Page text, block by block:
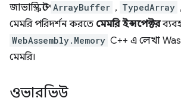
জাভাস্ক্রিপ্টে ArrayBuffer , TypedArray
মেমরি পরিদর্শন করতে মেমরি ইন্সপেক্টর
WebAssembly.Memory C++ এ লেখা
মেমরি।
ওভারভিউ